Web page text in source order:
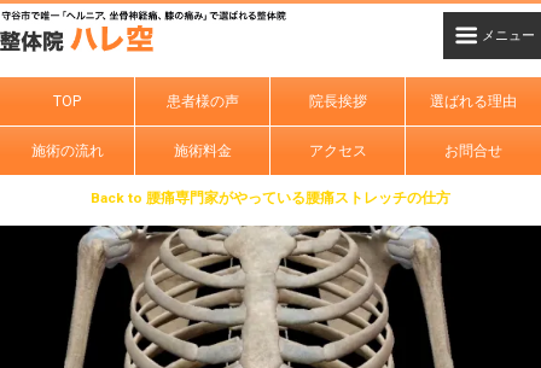
TOP 患者様の声 院長挨拶 選ばれる理由
施術の流れ 施術料金 アクセス お問合せ
Back to 腰痛専門家がやっている腰痛ストレッチの仕方